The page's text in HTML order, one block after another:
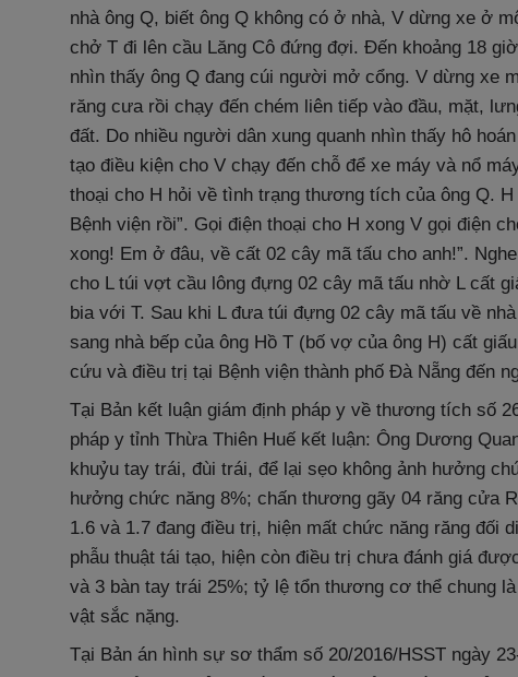
nhà ông Q, biết ông Q không có ở nhà, V dừng xe ở
chở T đi lên cầu Lăng Cô đứng đợi. Đến khoảng 18
nhìn thấy ông Q đang cúi người mở cổng. V dừng xe
răng cưa rồi chạy đến chém liên tiếp vào đầu, mặt,
đất. Do nhiều người dân xung quanh nhìn thấy hô
tạo điều kiện cho V chạy đến chỗ để xe máy và nổ
thoại cho H hỏi về tình trạng thương tích của ông Q.
Bệnh viện rồi”. Gọi điện thoại cho H xong V gọi điện
xong! Em ở đâu, về cất 02 cây mã tấu cho anh!”.
cho L túi vợt cầu lông đựng 02 cây mã tấu nhờ L cất
bia với T. Sau khi L đưa túi đựng 02 cây mã tấu về
sang nhà bếp của ông Hồ T (bố vợ của ông H) cất
cứu và điều trị tại Bệnh viện thành phố Đà Nẵng đến
Tại Bản kết luận giám định pháp y về thương tích số
pháp y tỉnh Thừa Thiên Huế kết luận: Ông Dương
khuỷu tay trái, đùi trái, để lại sẹo không ảnh hưởng
hưởng chức năng 8%; chấn thương gãy 04 răng cửa
1.6 và 1.7 đang điều trị, hiện mất chức năng răng đối
phẫu thuật tái tạo, hiện còn điều trị chưa đánh giá
và 3 bàn tay trái 25%; tỷ lệ tổn thương cơ thể chung
vật sắc nặng.
Tại Bản án hình sự sơ thẩm số 20/2016/HSST ngày